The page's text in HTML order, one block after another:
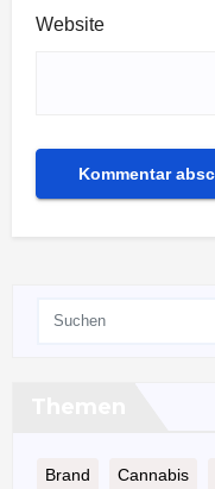
Website
Brand Cannabis